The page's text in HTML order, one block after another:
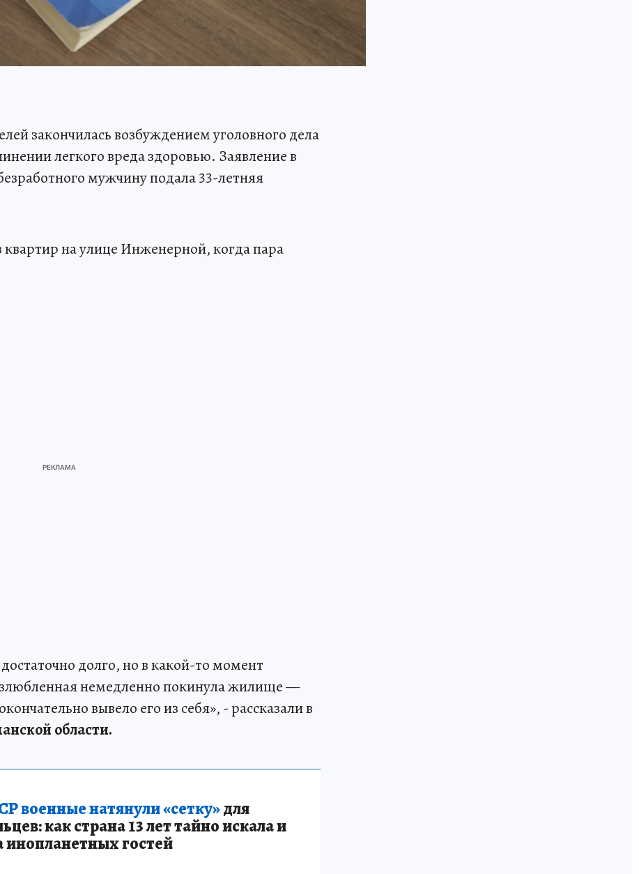
закончилась возбуждением уголовного дела
легкого вреда здоровью. Заявление в
мужчину подала 33-летняя
квартир на улице Инженерной, когда пара
долго, но в какой-то момент
немедленно покинула жилище —
вывело его из себя», - рассказали в
области.
военные натянули «сетку»для
как страна 13 лет тайно искала и
инопланетных гостей